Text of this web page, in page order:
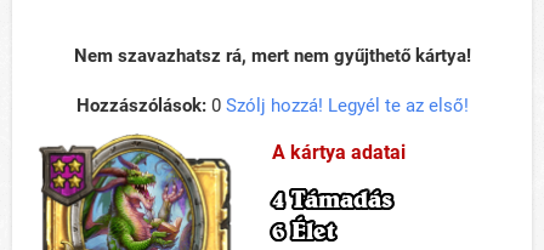
Nem szavazhatsz rá, mert nem gyűjthető kártya!
Hozzászólások:0 Szólj hozzá! Legyél te az első!
A kártya adatai
4 Támadás
6 Élet